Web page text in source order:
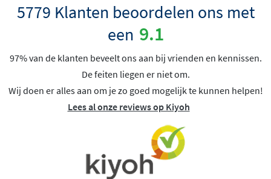
5779 Klanten beoordelen ons met
een 9.1
97% van de klanten beveelt ons aan bij vrienden en kennissen.
De feiten liegen er niet om.
Wij doen er alles aan om je zo goed mogelijk te kunnen helpen!
Lees al onze reviews op Kiyoh